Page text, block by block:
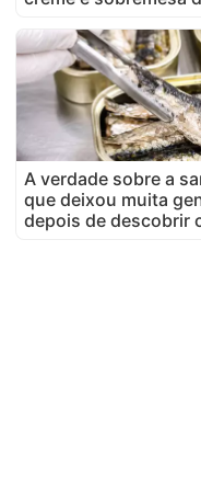
A verdade sobre a
que deixou muita
depois de descobrir